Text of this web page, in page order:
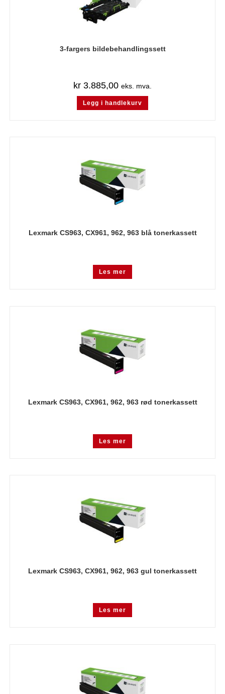
3-fargers bildebehandlingssett
kr 3.885,00 eks. mva.
Legg i handlekurv
Lexmark CS963, CX961, 962, 963 blå tonerkassett
Les mer
Lexmark CS963, CX961, 962, 963 rød tonerkassett
Les mer
Lexmark CS963, CX961, 962, 963 gul tonerkassett
Les mer